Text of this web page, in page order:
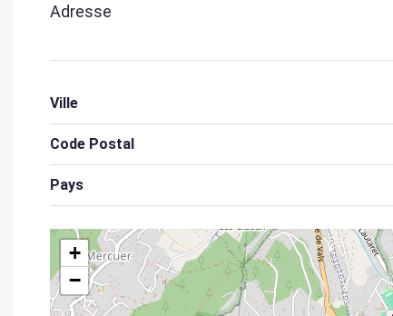
Adresse
Ville
Code Postal
Pays
+
−